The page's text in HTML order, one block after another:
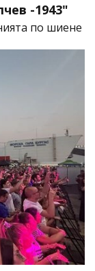
-1943"
по шиене